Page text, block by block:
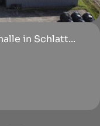
in Schlatt...